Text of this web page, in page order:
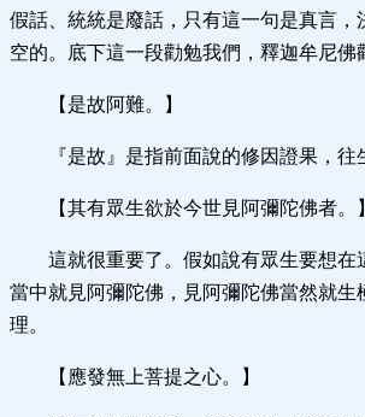
假話、統統是廢話，只有這一句是真言，
空的。底下這一段勸勉我們，釋迦牟尼佛
【是故阿難。】
『是故』是指前面說的修因證果，往
【其有眾生欲於今世見阿彌陀佛者。】
這就很重要了。假如說有眾生要想在
當中就見阿彌陀佛，見阿彌陀佛當然就生
理。
【應發無上菩提之心。】